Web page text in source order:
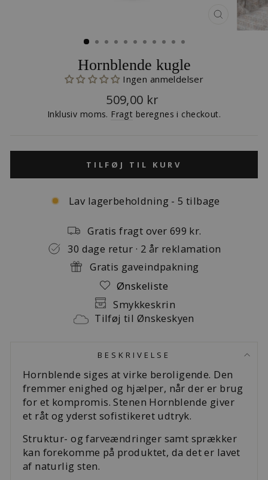
(ESC)
Hornblende kugle
Ingen anmeldelser
Normalpris
509,00 kr
Inklusiv moms. Fragt beregnes i checkout.
TILFØJ TIL KURV
Lav lagerbeholdning - 5 tilbage
Gratis fragt over 699 kr.
30 dage retur · 2 år reklamation
Gratis gaveindpakning
Ønskeliste
Smykkeskrin
Tilføj til Ønskeskyen
BESKRIVELSE
Hornblende siges at virke beroligende. Den
fremmer enighed og hjælper, når der er brug
for et kompromis. Stenen Hornblende giver
et råt og yderst sofistikeret udtryk.
Struktur- og farveændringer samt sprækker
kan forekomme på produktet, da det er lavet
af naturlig sten.